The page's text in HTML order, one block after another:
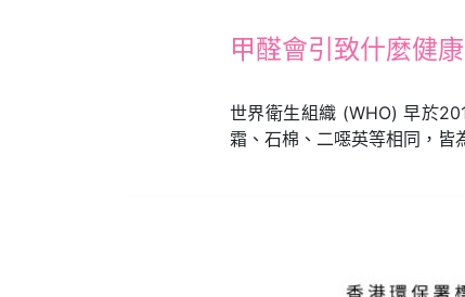
甲醛會引致什麼健
世界衛生組織 (WHO) 早於
霜、石棉、二噁英等相同，皆